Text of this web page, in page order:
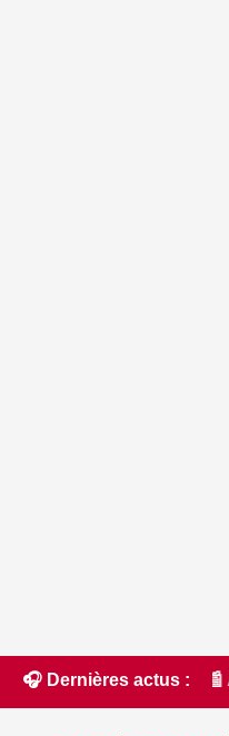
🎧 Dernières actus :
📰 À Saint-